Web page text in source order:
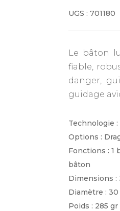
UGS :701180
Le bâton
fiable,
danger,
guidage
Technologie
Options :
Fonctions : 1
bâton
Dimensions :
Diamètre :
Poids : 285 gr